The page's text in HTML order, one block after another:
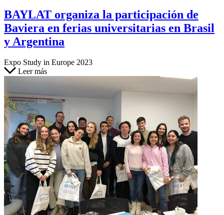
BAYLAT organiza la participación de
Baviera en ferias universitarias en Brasil
y Argentina
Expo Study in Europe 2023
Leer más